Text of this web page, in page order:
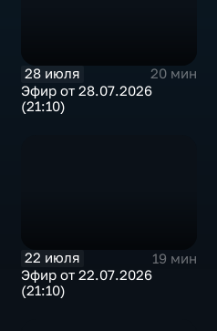
28 июля
20 мин
Эфир от 28.07.2026
(21:10)
22 июля
19 мин
Эфир от 22.07.2026
(21:10)